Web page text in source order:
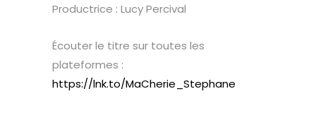
Productrice : Lucy Percival
Écouter le titre sur toutes les
plateformes :
https://lnk.to/MaCherie_Stephane